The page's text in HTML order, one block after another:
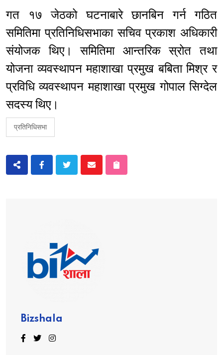
गत १७ जेठको घटनाबारे छानबिन गर्न गठित
समितिमा प्रतिनिधिसभाका सचिव प्रकाश अधिकारी
संयोजक थिए। समितिमा आन्तरिक स्रोत तथा
योजना व्यवस्थापन महाशाखा प्रमुख बबिता मिश्र र
प्रविधि व्यवस्थापन महाशाखा प्रमुख गोपाल सिग्देल
सदस्य थिए।
प्रतिनिधिसभा
Bizshala